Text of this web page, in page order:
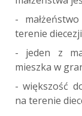
-
terenie
- jeden z
mieszka w
- większość
na terenie